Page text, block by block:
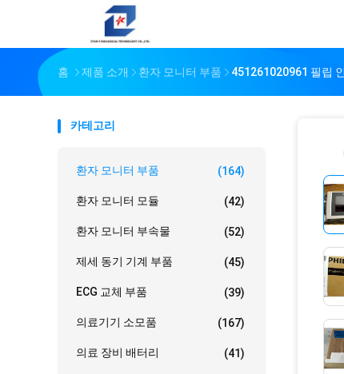
홈 제품 소개 환자 모니터 부품 451261020961 필립
카테고리
환자 모니터 부품 (164)
환자 모니터 모듈 (42)
환자 모니터 부속물 (52)
제세 동기 기계 부품 (45)
ECG 교체 부품 (39)
의료기기 소모품 (167)
의료 장비 배터리 (41)